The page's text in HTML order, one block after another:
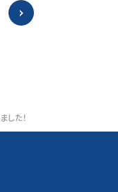
した！